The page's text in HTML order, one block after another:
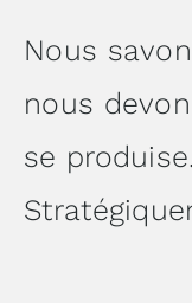
Nous
nous
se